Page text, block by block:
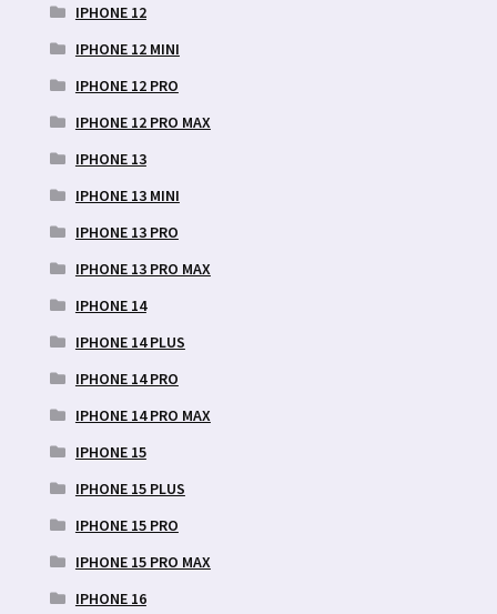
IPHONE 12
IPHONE 12 MINI
IPHONE 12 PRO
IPHONE 12 PRO MAX
IPHONE 13
IPHONE 13 MINI
IPHONE 13 PRO
IPHONE 13 PRO MAX
IPHONE 14
IPHONE 14 PLUS
IPHONE 14 PRO
IPHONE 14 PRO MAX
IPHONE 15
IPHONE 15 PLUS
IPHONE 15 PRO
IPHONE 15 PRO MAX
IPHONE 16